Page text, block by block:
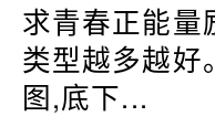
求青春正能量
类型越多越好
图,底下...